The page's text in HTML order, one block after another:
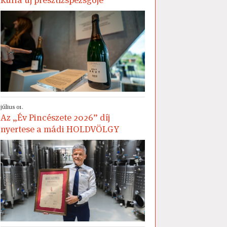
július 01.
Az „Év Pincészete 2026” díj
nyertese a mádi HOLDVÖLGY